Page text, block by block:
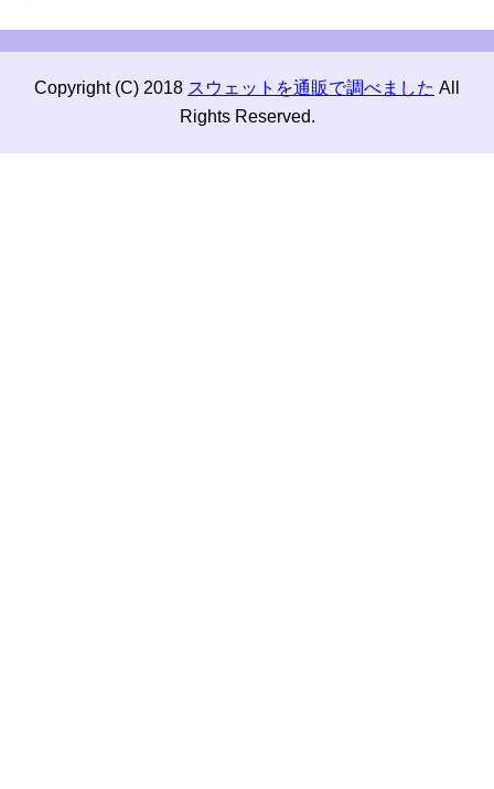
Copyright (C) 2018 スウェットを通販で調べました All
Rights Reserved.